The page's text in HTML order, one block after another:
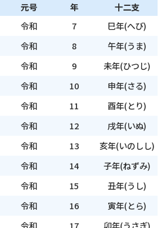
元号 年 十二支
令和 7 巳年(へび)
令和 8 午年(うま)
令和 9 未年(ひつじ)
令和 10 申年(さる)
令和 11 酉年(とり)
令和 12 戌年(いぬ)
令和 13 亥年(いのしし)
令和 14 子年(ねずみ)
令和 15 丑年(うし)
令和 16 寅年(とら)
令和 17 卯年(うさぎ)